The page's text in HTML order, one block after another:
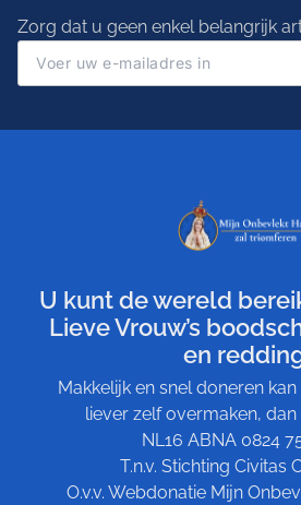
Zorg dat u geen enkel belangrijk
U kunt de wereld
Lieve Vrouw’s
en
Makkelijk en snel doneren kan
liever zelf overmaken, dan
NL16 ABNA 0824
T.n.v. Stichting Civitas
O.v.v. Webdonatie Mijn